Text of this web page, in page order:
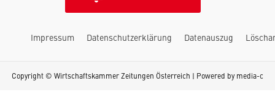
Impressum Datenschutzerklärung Datenauszug
Copyright © Wirtschaftskammer Zeitungen Österreich | Powered by media-c